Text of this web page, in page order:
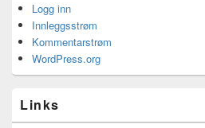
Logg inn
Innleggsstrøm
Kommentarstrøm
WordPress.org
Links